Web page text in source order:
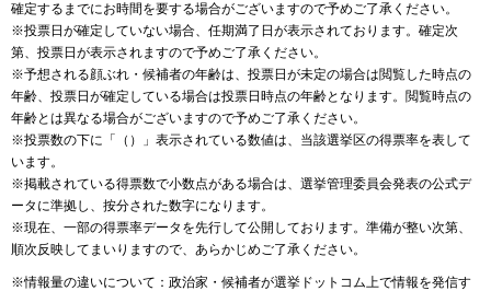
確定するまでにお時間を要する場合がございますので予めご了承ください。
※投票日が確定していない場合、任期満了日が表示されております。確定次
第、投票日が表示されますので予めご了承ください。
※予想される顔ぶれ・候補者の年齢は、投票日が未定の場合は閲覧した時点の
年齢、投票日が確定している場合は投票日時点の年齢となります。閲覧時点の
年齢とは異なる場合がございますので予めご了承ください。
※投票数の下に「（）」表示されている数値は、当該選挙区の得票率を表して
います。
※掲載されている得票数で小数点がある場合は、選挙管理委員会発表の公式デ
ータに準拠し、按分された数字になります。
※現在、一部の得票率データを先行して公開しております。準備が整い次第、
順次反映してまいりますので、あらかじめご了承ください。
※情報量の違いについて：政治家・候補者が選挙ドットコム上で情報を発信す